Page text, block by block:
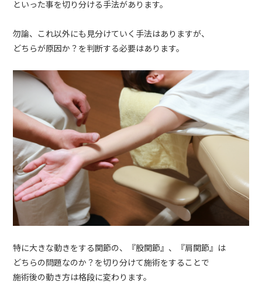
といった事を切り分ける手法があります。
勿論、これ以外にも見分けていく手法はありますが、
どちらが原因か？を判断する必要はあります。
特に大きな動きをする関節の、『股関節』、『肩関節』は
どちらの問題なのか？を切り分けて施術をすることで
施術後の動き方は格段に変わります。